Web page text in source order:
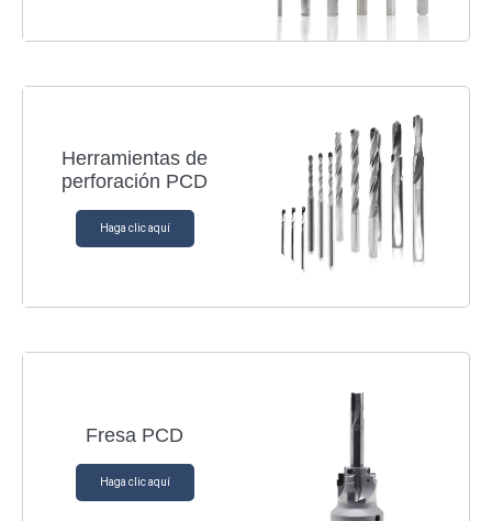
Herramientas de
perforación PCD
Haga clic aquí
Fresa PCD
Haga clic aquí